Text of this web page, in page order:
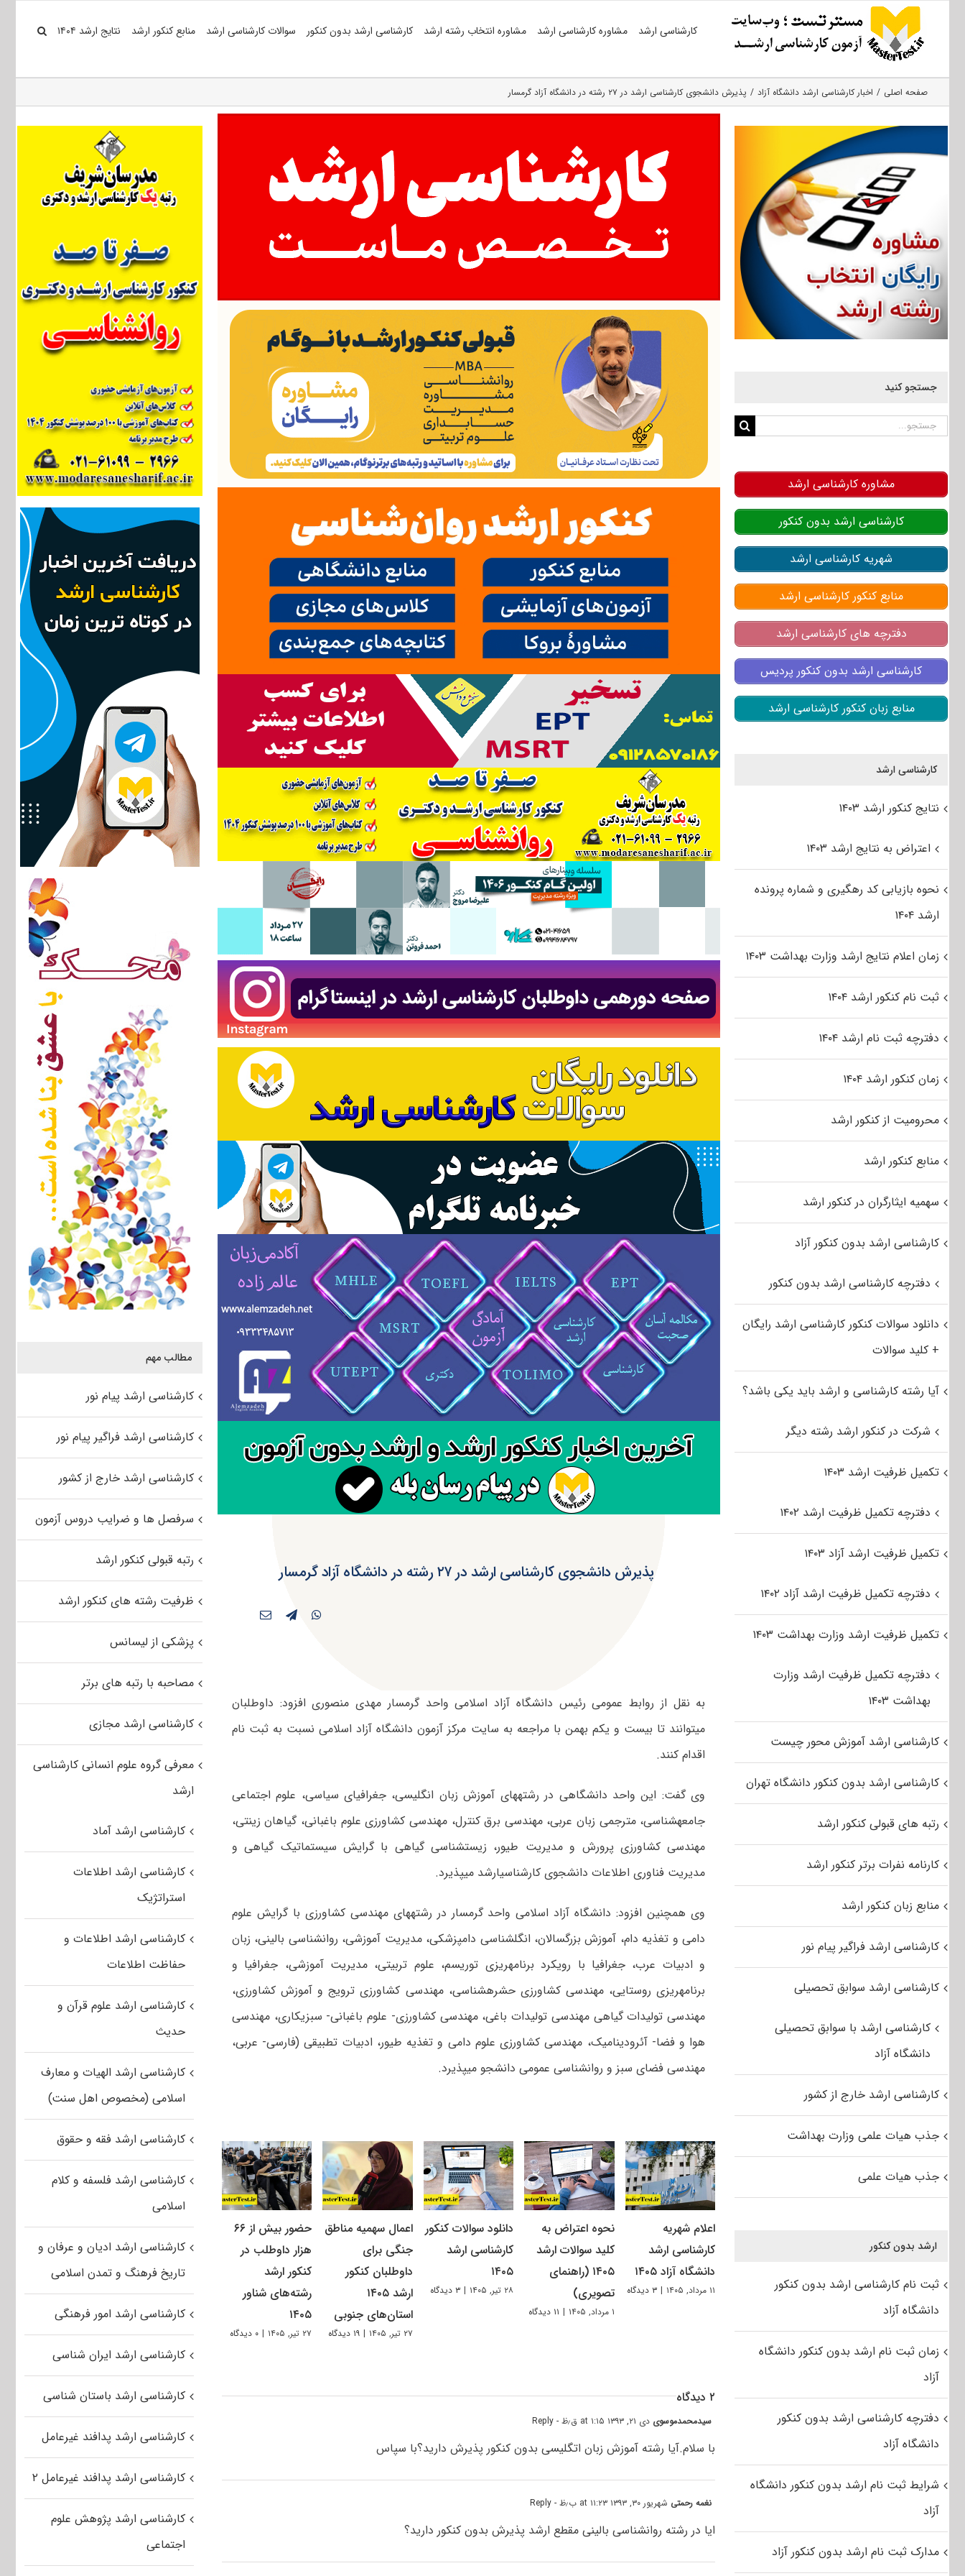
کارشناسی ارشد مشاوره کارشناسی ارشد مشاوره انتخاب رشته ارشد کارشناسی ارشد بدون کنکور سوالات کارشناسی ارشد منابع کنکور ارشد نتایج ارشد ۱۴۰۴
صفحه اصلی اخبار کارشناسی ارشد دانشگاه آزاد پذیرش دانشجوی کارشناسی ‏ارشد در ۲۷ رشته در دانشگاه آزاد گرمسار
پذیرش دانشجوی کارشناسی ‏ارشد در ۲۷ رشته در دانشگاه آزاد گرمسار
به نقل از روابط عمومی رئیس دانشگاه آزاد اسلامی واحد گرمسار مهدی منصوری افزود: داوطلبان
می‏توانند تا بیست و یکم بهمن با مراجعه به سایت مرکز آزمون دانشگاه آزاد اسلامی نسبت به ثبت نام
اقدام کنند.
وی گفت: این واحد دانشگاهی در رشته‏های آموزش زبان انگلیسی، جغرافیای سیاسی، علوم اجتماعی
جامعه‏شناسی، مترجمی زبان عربی، مهندسی برق کنترل، مهندسی کشاورزی علوم باغبانی، گیاهان زینتی،
مهندسی کشاورزی پرورش و مدیریت طیور، زیست‏شناسی گیاهی با گرایش سیستماتیک گیاهی و
مدیریت فناوری اطلاعات دانشجوی کارشناسی‏ارشد می‏پذیرد.
وی همچنین افزود: دانشگاه آزاد اسلامی واحد گرمسار در رشته‏های مهندسی کشاورزی با گرایش علوم
دامی و تغذیه دام، آموزش بزرگ‏سالان، انگل‏شناسی دامپزشکی، مدیریت آموزشی، روان‏شناسی بالینی، زبان
و ادبیات عرب، جغرافیا با رویکرد برنامه‏ریزی توریسم، علوم تربیتی، مدیریت آموزشی، جغرافیا و
برنامه‏ریزی روستایی، مهندسی کشاورزی حشره‏شناسی، مهندسی کشاورزی ترویج و آموزش کشاورزی،
مهندسی تولیدات گیاهی مهندسی تولیدات باغی، مهندسی کشاورزی- علوم باغبانی- سبزی‏کاری، مهندسی
هوا و فضا- آئرودینامیک، مهندسی کشاورزی علوم دامی و تغذیه طیور، ادبیات تطبیقی (فارسی- عربی،
مهندسی فضای سبز و روان‏شناسی عمومی دانشجو می‏پذیرد.
اعلام شهریه
کارشناسی ارشد
دانشگاه آزاد ۱۴۰۵
۱۱ مرداد, ۱۴۰۵ | ۳ دیدگاه
نحوه اعتراض به
کلید سوالات ارشد
۱۴۰۵ (راهنمای
تصویری)
۱ مرداد, ۱۴۰۵ | ۱۱ دیدگاه
دانلود سوالات کنکور
کارشناسی ارشد
۱۴۰۵
۲۸ تیر, ۱۴۰۵ | ۳ دیدگاه
اعمال سهمیه مناطق
جنگی برای
داوطلبان کنکور
ارشد ۱۴۰۵
استان‌های جنوبی
۲۷ تیر, ۱۴۰۵ | ۱۹ دیدگاه
حضور بیش از ۶۶
هزار داوطلب در
کنکور ارشد
رشته‌های شناور
۱۴۰۵
۲۷ تیر, ۱۴۰۵ | ۰ دیدگاه
۲ دیدگاه
سیدمحمدموسوی دی ۲۱, ۱۳۹۳ at ۱:۱۵ ق٫ظ - Reply
با سلام.آیا رشته آموزش زبان اتگلیسی بدون کنکور پذیرش دارید؟با سپاس
نغمه رحمتی شهریور ۳۰, ۱۳۹۳ at ۱۱:۲۳ ب٫ظ - Reply
ایا در رشته روانشناسی بالینی مقطع ارشد پذیرش بدون کنکور دارید؟
مطالب مهم
کارشناسی ارشد پیام نور
کارشناسی ارشد فراگیر پیام نور
کارشناسی ارشد خارج از کشور
سرفصل ها و ضرایب دروس آزمون
رتبه قبولی کنکور ارشد
ظرفیت رشته های کنکور ارشد
پزشکی از لیسانس
مصاحبه با رتبه های برتر
کارشناسی ارشد مجازی
معرفی گروه علوم انسانی کارشناسی
ارشد
کارشناسی ارشد آماد
کارشناسی ارشد اطلاعات
استراتژیک
کارشناسی ارشد اطلاعات و
حفاظت اطلاعات
کارشناسی ارشد علوم قرآن و
حدیث
کارشناسی ارشد الهیات و معارف
اسلامی (مخصوص اهل سنت)
کارشناسی ارشد فقه و حقوق
کارشناسی ارشد فلسفه و کلام
اسلامی
کارشناسی ارشد ادیان و عرفان و
تاریخ فرهنگ و تمدن اسلامی
کارشناسی ارشد امور فرهنگی
کارشناسی ارشد ایران شناسی
کارشناسی ارشد باستان شناسی
کارشناسی ارشد پدافند غیرعامل
کارشناسی ارشد پدافند غیرعامل ۲
کارشناسی ارشد پژوهش علوم
اجتماعی
جستجو کنید
جستجو
مشاوره کارشناسی ارشد
کارشناسی ارشد بدون کنکور
شهریه کارشناسی ارشد
منابع کنکور کارشناسی ارشد
دفترچه های کارشناسی ارشد
کارشناسی ارشد بدون کنکور پردیس
منابع زبان کنکور کارشناسی ارشد
کارشناسی ارشد
نتایج کنکور ارشد ۱۴۰۳
اعتراض به نتایج ارشد ۱۴۰۳
نحوه بازیابی کد رهگیری و شماره پرونده
ارشد ۱۴۰۴
زمان اعلام نتایج ارشد وزارت بهداشت ۱۴۰۳
ثبت نام کنکور ارشد ۱۴۰۴
دفترچه ثبت نام ارشد ۱۴۰۴
زمان کنکور ارشد ۱۴۰۴
محرومیت از کنکور ارشد
منابع کنکور ارشد
سهمیه ایثارگران در کنکور ارشد
کارشناسی ارشد بدون کنکور آزاد
دفترچه کارشناسی ارشد بدون کنکور
دانلود سوالات کنکور کارشناسی ارشد رایگان
+ کلید سوالات
آیا رشته کارشناسی و ارشد باید یکی باشد؟
شرکت در کنکور ارشد رشته دیگر
تکمیل ظرفیت ارشد ۱۴۰۳
دفترچه تکمیل ظرفیت ارشد ۱۴۰۲
تکمیل ظرفیت ارشد آزاد ۱۴۰۳
دفترچه تکمیل ظرفیت ارشد آزاد ۱۴۰۲
تکمیل ظرفیت ارشد وزارت بهداشت ۱۴۰۳
دفترچه تکمیل ظرفیت ارشد وزارت
بهداشت ۱۴۰۳
کارشناسی ارشد آموزش محور چیست
کارشناسی ارشد بدون کنکور دانشگاه تهران
رتبه های قبولی کنکور ارشد
کارنامه نفرات برتر کنکور ارشد
منابع زبان کنکور ارشد
کارشناسی ارشد فراگیر پیام نور
کارشناسی ارشد سوابق تحصیلی
کارشناسی ارشد با سوابق تحصیلی
دانشگاه آزاد
کارشناسی ارشد خارج از کشور
جذب هیات علمی وزارت بهداشت
جذب هیات علمی
ارشد بدون کنکور
ثبت نام کارشناسی ارشد بدون کنکور
دانشگاه آزاد
زمان ثبت نام ارشد بدون کنکور دانشگاه
آزاد
دفترچه کارشناسی ارشد بدون کنکور
دانشگاه آزاد
شرایط ثبت نام ارشد بدون کنکور دانشگاه
آزاد
مدارک ثبت نام ارشد بدون کنکور آزاد